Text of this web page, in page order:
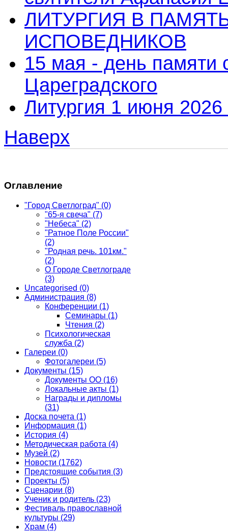
ЛИТУРГИЯ В
ИСПОВЕДНИКОВ
15 мая - день памяти
Цареградского
Литургия 1 июня 2026
Наверх
Оглавление
"Город Светлоград" (0)
"65-я свеча" (7)
"Небеса" (2)
"Ратное Поле России"
(2)
"Родная речь. 101км."
(2)
О Городе Светлограде
(3)
Uncategorised (0)
Администрация (8)
Конференции (1)
Семинары (1)
Чтения (2)
Психологическая
служба (2)
Галереи (0)
Фотогалереи (5)
Документы (15)
Документы ОО (16)
Локальные акты (1)
Награды и дипломы
(31)
Доска почета (1)
Информация (1)
История (4)
Методическая работа (4)
Музей (2)
Новости (1762)
Предстоящие события (3)
Проекты (5)
Сценарии (8)
Ученик и родитель (23)
Фестиваль православной
культуры (29)
Храм (4)